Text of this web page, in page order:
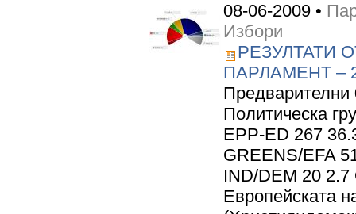
08-06-2009 •
Избори
РЕЗУЛТАТИ
ПАРЛАМЕНТ –
Предварителни
Политическа
EPP-ED 267
GREENS/EFA
IND/DEM 20
Европейската